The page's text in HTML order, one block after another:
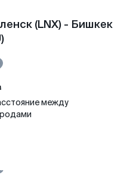
(LNX) - Бишкек
между